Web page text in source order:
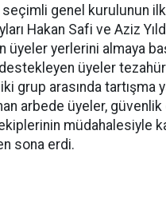
genel kurulunun
Hakan Safi ve Aziz
üyeler yerlerini almaya
destekleyen üyeler
grup arasında tartışma
arbede üyeler,
müdahalesiyle
sona erdi.